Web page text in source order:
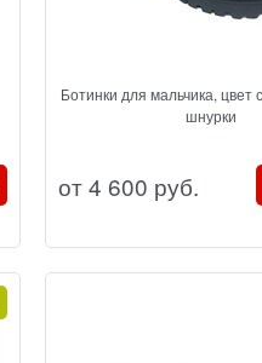
Ботинки для мальчика, цвет
шнурки
от4 600 руб.